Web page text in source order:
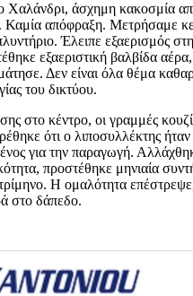
Χαλάνδρι, άσχημη κακοσμία
Καμία απόφραξη. Μετρήσαμε
Έλειπε εξαερισμός
εξαεριστική βαλβίδα αέρα,
Δεν είναι όλα θέμα
του δικτύου.
στο κέντρο, οι γραμμές
ότι ο λιποσυλλέκτης ήταν
για την παραγωγή.
προστέθηκε μηνιαία
Η ομαλότητα
στο δάπεδο.